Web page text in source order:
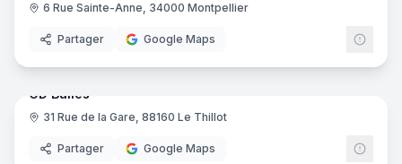
6 Rue Sainte-Anne, 34000 Montpellier
Partager Google Maps
10
CD Bulles
31 Rue de la Gare, 88160 Le Thillot
Partager Google Maps